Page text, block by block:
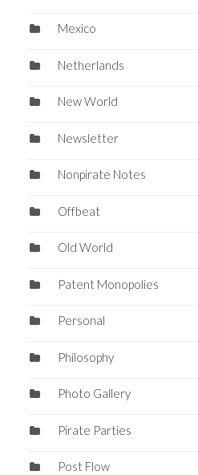
Mexico
Netherlands
New World
Newsletter
Nonpirate Notes
Offbeat
Old World
Patent Monopolies
Personal
Philosophy
Photo Gallery
Pirate Parties
Post Flow